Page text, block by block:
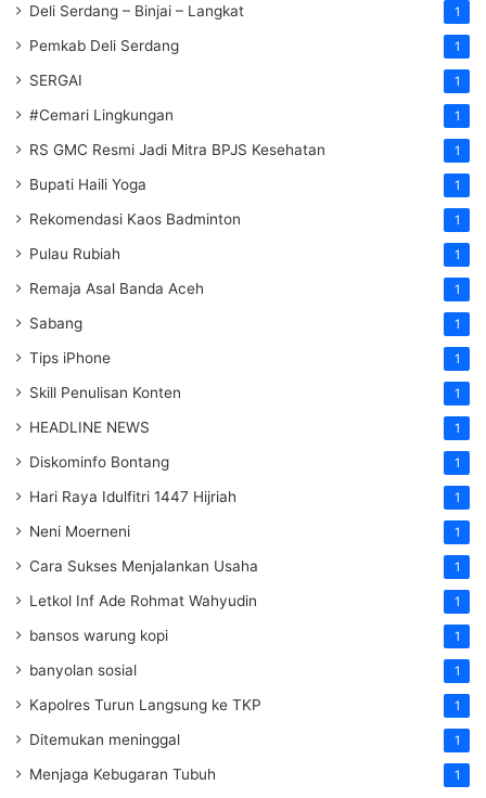
Deli Serdang – Binjai – Langkat 1
Pemkab Deli Serdang 1
SERGAI 1
#Cemari Lingkungan 1
RS GMC Resmi Jadi Mitra BPJS Kesehatan 1
Bupati Haili Yoga 1
Rekomendasi Kaos Badminton 1
Pulau Rubiah 1
Remaja Asal Banda Aceh 1
Sabang 1
Tips iPhone 1
Skill Penulisan Konten 1
HEADLINE NEWS 1
Diskominfo Bontang 1
Hari Raya Idulfitri 1447 Hijriah 1
Neni Moerneni 1
Cara Sukses Menjalankan Usaha 1
Letkol Inf Ade Rohmat Wahyudin 1
bansos warung kopi 1
banyolan sosial 1
Kapolres Turun Langsung ke TKP 1
Ditemukan meninggal 1
Menjaga Kebugaran Tubuh 1